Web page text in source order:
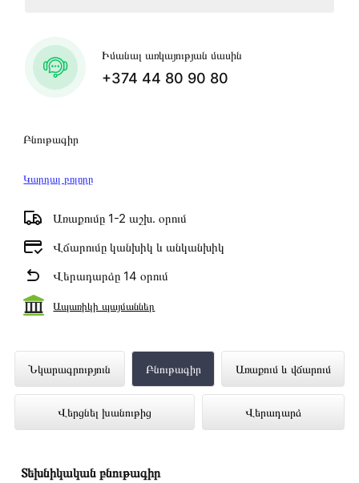
Բնութագիր
Կարդալ բոլորը
Առաքումը 1-2 աշխ․ օրում
Վճարումը կանխիկ և անկանխիկ
Վերադարձը 14 օրում
Ապառիկի պայմաններ
Իմանալ առկայության մասին
+374 44 80 90 80
Նկարագրություն Բնութագիր Առաքում և վճարում
Վերցնել խանութից Վերադարձ
Նոթբուք HP ProBook 450 G10 (I7-
1355U) 15.6 16GB 512GB (Silver)
(816P1EA) ներկայացված է Technomix
900 դրամ
Տեխնիկական բնութագիր